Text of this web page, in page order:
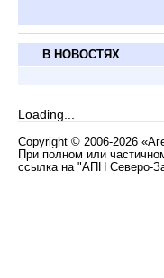
В НОВОСТЯХ
Loading...
Copyright © 2006-2026
При полном или
ссылка на "АПН Северо-